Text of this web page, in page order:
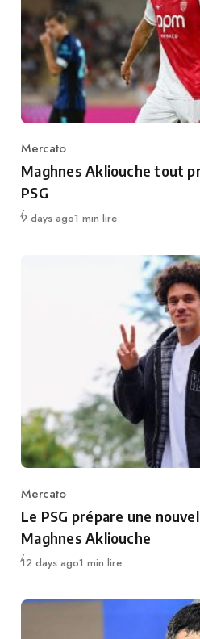
Category
Mercato
Maghnes Akliouche tout
PSG
Publié
9 days ago1 min lire
Category
Mercato
Le PSG prépare une
Maghnes Akliouche
Publié
12 days ago1 min lire